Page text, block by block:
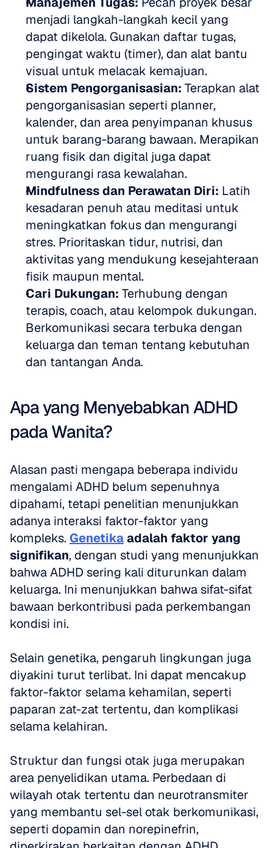
menjadi langkah-langkah kecil yang
dapat dikelola. Gunakan daftar tugas,
pengingat waktu (timer), dan alat bantu
visual untuk melacak kemajuan.
Sistem Pengorganisasian: Terapkan alat
pengorganisasian seperti planner,
kalender, dan area penyimpanan khusus
untuk barang-barang bawaan. Merapikan
ruang fisik dan digital juga dapat
mengurangi rasa kewalahan.
Mindfulness dan Perawatan Diri: Latih
kesadaran penuh atau meditasi untuk
meningkatkan fokus dan mengurangi
stres. Prioritaskan tidur, nutrisi, dan
aktivitas yang mendukung kesejahteraan
fisik maupun mental.
Cari Dukungan: Terhubung dengan
terapis, coach, atau kelompok dukungan.
Berkomunikasi secara terbuka dengan
keluarga dan teman tentang kebutuhan
dan tantangan Anda.
Apa yang Menyebabkan ADHD
pada Wanita?
Alasan pasti mengapa beberapa individu
mengalami ADHD belum sepenuhnya
dipahami, tetapi penelitian menunjukkan
adanya interaksi faktor-faktor yang
kompleks. Genetikaadalah faktor yang
signifikan, dengan studi yang menunjukkan
bahwa ADHD sering kali diturunkan dalam
keluarga. Ini menunjukkan bahwa sifat-sifat
bawaan berkontribusi pada perkembangan
kondisi ini.
Selain genetika, pengaruh lingkungan juga
diyakini turut terlibat. Ini dapat mencakup
faktor-faktor selama kehamilan, seperti
paparan zat-zat tertentu, dan komplikasi
selama kelahiran.
Struktur dan fungsi otak juga merupakan
area penyelidikan utama. Perbedaan di
wilayah otak tertentu dan neurotransmiter
yang membantu sel-sel otak berkomunikasi,
seperti dopamin dan norepinefrin,